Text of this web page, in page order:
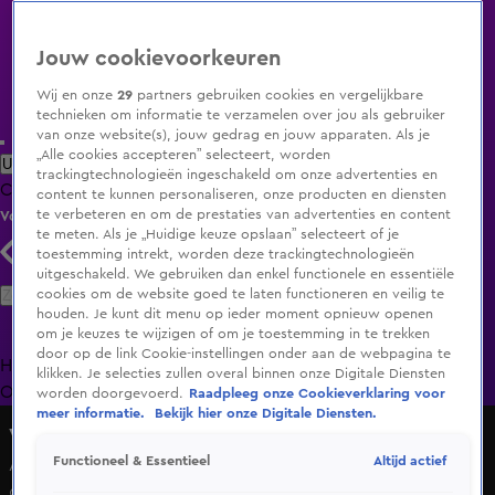
Uitzending Gemist Populaire programma's Zenders Genres
ClipsFilmsRadioSmart TV inlogShop
Volg KIJK
Zoeken
HomeUitzending Gemist Programma's De Bondgenoten
OranjezomerLivestreamsShop
Veronica Inside
Advocaat: 'Kans is groot dat Sparta m'n laatste club is
Jouw cookievoorkeuren
Wij en onze29 partners gebruiken cookies en vergelijkbare
technieken om informatie te verzamelen over jou als gebruiker
van onze website(s), jouw gedrag en jouw apparaten. Als je
„Alle cookies accepteren” selecteert, worden
trackingtechnologieën ingeschakeld om onze advertenties en
content te kunnen personaliseren, onze producten en diensten
te verbeteren en om de prestaties van advertenties en content
te meten. Als je „Huidige keuze opslaan” selecteert of je
toestemming intrekt, worden deze trackingtechnologieën
uitgeschakeld. We gebruiken dan enkel functionele en essentiële
cookies om de website goed te laten functioneren en veilig te
houden. Je kunt dit menu op ieder moment opnieuw openen
om je keuzes te wijzigen of om je toestemming in te trekken
door op de link Cookie-instellingen onder aan de webpagina te
klikken. Je selecties zullen overal binnen onze Digitale Diensten
worden doorgevoerd.
Raadpleeg onze Cookieverklaring voor
meer informatie.
Bekijk hier onze Digitale Diensten.
Functioneel & Essentieel Altijd actief